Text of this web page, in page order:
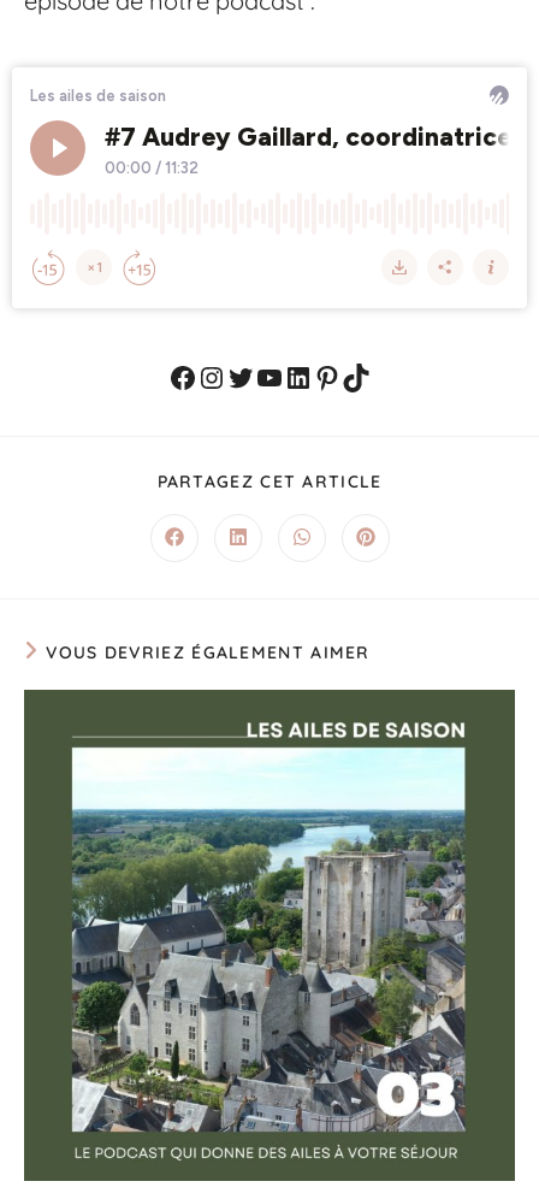
PARTAGEZ CET ARTICLE
VOUS DEVRIEZ ÉGALEMENT AIMER